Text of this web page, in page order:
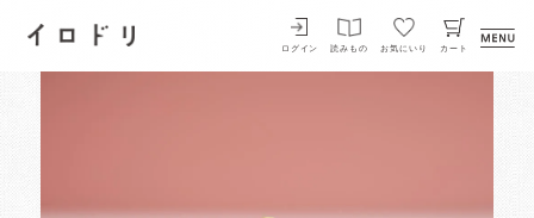
イロドリ
ログイン 読みもの お気にいり カート